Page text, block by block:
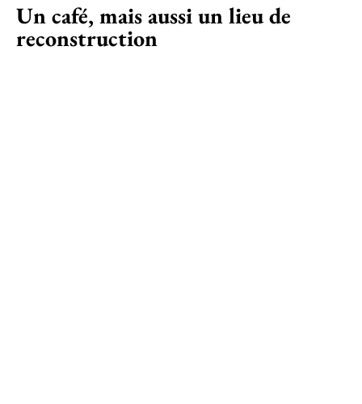
Un café, mais aussi un lieu de
reconstruction